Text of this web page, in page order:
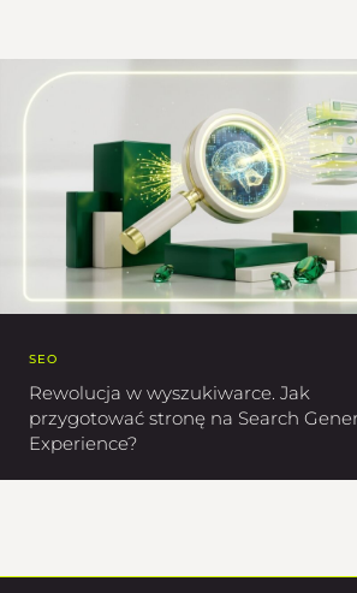
SEO
Rewolucja w wyszukiwarce. Jak
przygotować stronę na Search
Experience?